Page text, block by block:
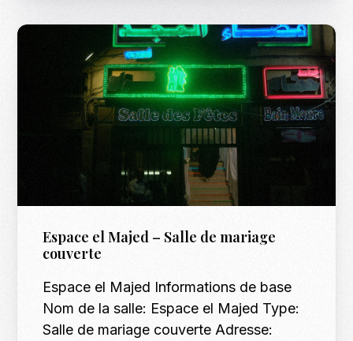
Espace el Majed – Salle de mariage
couverte
Espace el Majed Informations de base
Nom de la salle: Espace el Majed Type:
Salle de mariage couverte Adresse: